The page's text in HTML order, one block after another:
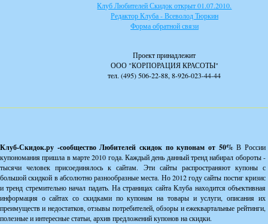
Клуб Любителей Скидок открыт 01.07.2010.
Редактор Клуба - Всеволод Тюркин
Форма обратной связи
Проект принадлежит
ООО "КОРПОРАЦИЯ КРАСОТЫ"
тел. (495) 506-22-88, 8-926-023-44-44
Клуб-Скидок.ру -сообщество Любителей скидок по купонам от 50%В России
купономания пришла в марте 2010 года. Каждый день данный тренд набирал обороты -
тысячи человек присоединялось к сайтам. Эти сайты распространяют купоны с
большой скидкой в абсолютно разнообразные места. Но 2012 году сайты постиг кризис
и тренд стремительно начал падать. На страницах сайта Клуба находится объективная
информация о сайтах со скидками по купонам на товары и услуги, описания их
преимуществ и недостатков, отзывы потребителей, обзоры и ежеквартальные рейтинги,
полезные и интересные статьи, архив предложений купонов на скидки.